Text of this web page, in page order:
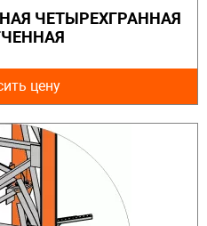
ЧЕТЫРЕХГРАННАЯ
цену